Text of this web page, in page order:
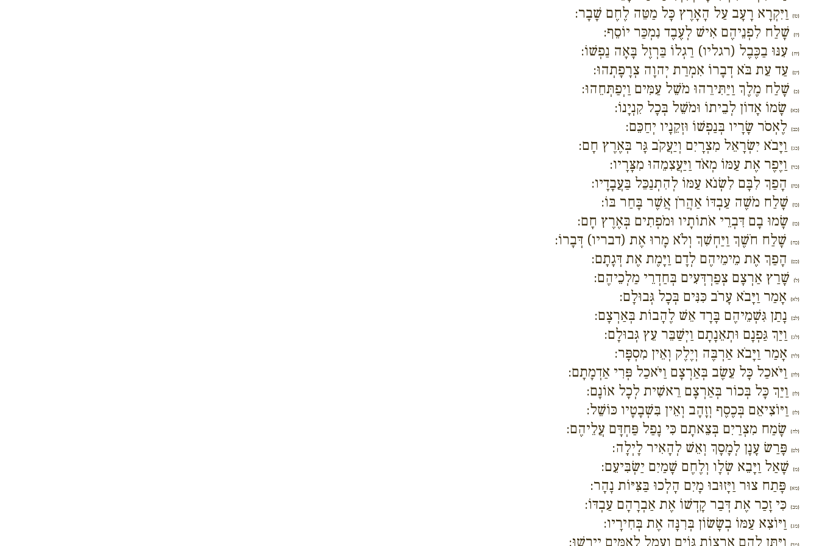
{טז} וַיִּקְרָא רָעָב עַל הָאָרֶץ כָּל מַטֵּה לֶחֶם שָׁבָר:
{יז} שָׁלַח לִפְנֵיהֶם אִישׁ לְעֶבֶד נִמְכַּר יוֹסֵף:
{יח} עִנּוּ בַכֶּבֶל (רגליו) רַגְלוֹ בַּרְזֶל בָּאָה נַפְשׁוֹ:
{יט} עַד עֵת בֹּא דְבָרוֹ אִמְרַת יְהוָה צְרָפָתְהוּ:
{כ} שָׁלַח מֶלֶךְ וַיַּתִּירֵהוּ מֹשֵׁל עַמִּים וַיְפַתְּחֵהוּ:
{כא} שָׂמוֹ אָדוֹן לְבֵיתוֹ וּמֹשֵׁל בְּכָל קִנְיָנוֹ:
{כב} לֶאְסֹר שָׂרָיו בְּנַפְשׁוֹ וּזְקֵנָיו יְחַכֵּם:
{כג} וַיָּבֹא יִשְׂרָאֵל מִצְרָיִם וְיַעֲקֹב גָּר בְּאֶרֶץ חָם:
{כד} וַיֶּפֶר אֶת עַמּוֹ מְאֹד וַיַּעֲצִמֵהוּ מִצָּרָיו:
{כה} הָפַךְ לִבָּם לִשְׂנֹא עַמּוֹ לְהִתְנַכֵּל בַּעֲבָדָיו:
{כו} שָׁלַח מֹשֶׁה עַבְדּוֹ אַהֲרֹן אֲשֶׁר בָּחַר בּוֹ:
{כז} שָׂמוּ בָם דִּבְרֵי אֹתוֹתָיו וּמֹפְתִים בְּאֶרֶץ חָם:
{כח} שָׁלַח חֹשֶׁךְ וַיַּחְשִׁךְ וְלֹא מָרוּ אֶת (דבריו) דְּבָרוֹ:
{כט} הָפַךְ אֶת מֵימֵיהֶם לְדָם וַיָּמֶת אֶת דְּגָתָם:
{ל} שָׁרַץ אַרְצָם צְפַרְדְּעִים בְּחַדְרֵי מַלְכֵיהֶם:
{לא} אָמַר וַיָּבֹא עָרֹב כִּנִּים בְּכָל גְּבוּלָם:
{לב} נָתַן גִּשְׁמֵיהֶם בָּרָד אֵשׁ לֶהָבוֹת בְּאַרְצָם:
{לג} וַיַּךְ גַּפְנָם וּתְאֵנָתָם וַיְשַׁבֵּר עֵץ גְּבוּלָם:
{לד} אָמַר וַיָּבֹא אַרְבֶּה וְיֶלֶק וְאֵין מִסְפָּר:
{לה} וַיֹּאכַל כָּל עֵשֶׂב בְּאַרְצָם וַיֹּאכַל פְּרִי אַדְמָתָם:
{לו} וַיַּךְ כָּל בְּכוֹר בְּאַרְצָם רֵאשִׁית לְכָל אוֹנָם:
{לז} וַיּוֹצִיאֵם בְּכֶסֶף וְזָהָב וְאֵין בִּשְׁבָטָיו כּוֹשֵׁל:
{לח} שָׂמַח מִצְרַיִם בְּצֵאתָם כִּי נָפַל פַּחְדָּם עֲלֵיהֶם:
{לט} פָּרַשׂ עָנָן לְמָסָךְ וְאֵשׁ לְהָאִיר לָיְלָה:
{מ} שָׁאַל וַיָּבֵא שְׂלָו וְלֶחֶם שָׁמַיִם יַשְׂבִּיעֵם:
{מא} פָּתַח צוּר וַיָּזוּבוּ מָיִם הָלְכוּ בַּצִּיּוֹת נָהָר:
{מב} כִּי זָכַר אֶת דְּבַר קָדְשׁוֹ אֶת אַבְרָהָם עַבְדּוֹ:
{מג} וַיּוֹצִא עַמּוֹ בְשָׂשׂוֹן בְּרִנָּה אֶת בְּחִירָיו:
וַיִּתֵּן לָהֶם אַרְצוֹת גּוֹיִם וַעֲמַל לְאֻמִּים יִירָשׁוּ: